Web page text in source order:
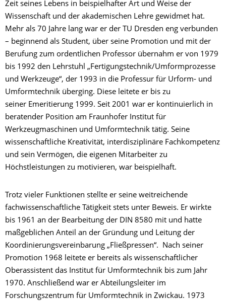
Zeit seines Lebens in beispielhafter Art und Weise der
Wissenschaft und der akademischen Lehre gewidmet hat.
Mehr als 70 Jahre lang war er der TU Dresden eng verbunden
– beginnend als Student, über seine Promotion und mit der
Berufung zum ordentlichen Professor übernahm er von 1979
bis 1992 den Lehrstuhl „Fertigungstechnik/Umformprozesse
und Werkzeuge“, der 1993 in die Professur für Urform- und
Umformtechnik überging. Diese leitete er bis zu
seiner Emeritierung 1999. Seit 2001 war er kontinuierlich in
beratender Position am Fraunhofer Institut für
Werkzeugmaschinen und Umformtechnik tätig. Seine
wissenschaftliche Kreativität, interdisziplinäre Fachkompetenz
und sein Vermögen, die eigenen Mitarbeiter zu
Höchstleistungen zu motivieren, war beispielhaft.
Trotz vieler Funktionen stellte er seine weitreichende
fachwissenschaftliche Tätigkeit stets unter Beweis. Er wirkte
bis 1961 an der Bearbeitung der DIN 8580 mit und hatte
maßgeblichen Anteil an der Gründung und Leitung der
Koordinierungsvereinbarung „Fließpressen“. Nach seiner
Promotion 1968 leitete er bereits als wissenschaftlicher
Oberassistent das Institut für Umformtechnik bis zum Jahr
1970. Anschließend war er Abteilungsleiter im
Forschungszentrum für Umformtechnik in Zwickau. 1973